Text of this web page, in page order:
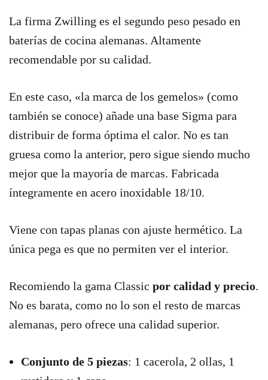
La firma Zwilling es el segundo peso pesado en
baterías de cocina alemanas. Altamente
recomendable por su calidad.
En este caso, «la marca de los gemelos» (como
también se conoce) añade una base Sigma para
distribuir de forma óptima el calor. No es tan
gruesa como la anterior, pero sigue siendo mucho
mejor que la mayoría de marcas. Fabricada
íntegramente en acero inoxidable 18/10.
Viene con tapas planas con ajuste hermético. La
única pega es que no permiten ver el interior.
Recomiendo la gama Classic por calidad y precio.
No es barata, como no lo son el resto de marcas
alemanas, pero ofrece una calidad superior.
Conjunto de 5 piezas: 1 cacerola, 2 ollas, 1